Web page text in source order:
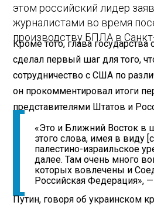
этом российский лидер
журналистами во время
производству БПЛА в
Кроме того, глава
сделал первый шаг для того,
сотрудничество с США по
он прокомментировал итоги
представителями Штатов и
«Это и Ближний Восток в
этого слова, имея в виду
палестино-израильское
далее. Там очень много
которых вовлечены и
Российская Федерация», —
Путин, говоря об украинском